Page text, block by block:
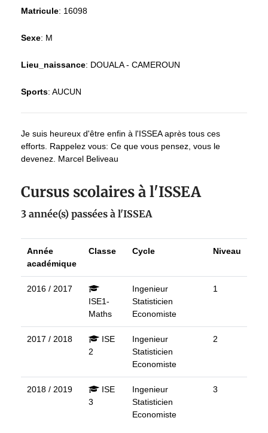
Matricule: 16098
Sexe: M
Lieu_naissance: DOUALA - CAMEROUN
Sports: AUCUN
Je suis heureux d'être enfin à l'ISSEA après tous ces
efforts. Rappelez vous: Ce que vous pensez, vous le
devenez. Marcel Beliveau
Cursus scolaires à l'ISSEA
3 année(s) passées à l'ISSEA
Année
académique
Classe Cycle Niveau
2016 / 2017
ISE1-
Maths
Ingenieur
Statisticien
Economiste
1
2017 / 2018
ISE
2
Ingenieur
Statisticien
Economiste
2
2018 / 2019
ISE
3
Ingenieur
Statisticien
Economiste
3